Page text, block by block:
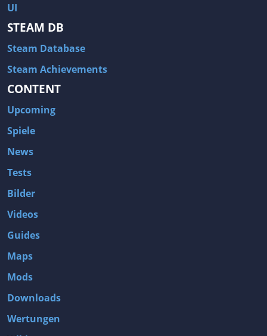
UI
STEAM DB
Steam Database
Steam Achievements
CONTENT
Upcoming
Spiele
News
Tests
Bilder
Videos
Guides
Maps
Mods
Downloads
Wertungen